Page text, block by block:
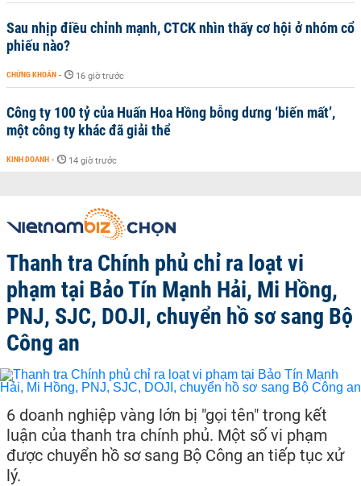
Sau nhịp điều chỉnh mạnh, CTCK nhìn thấy cơ hội ở nhóm cổ
phiếu nào?
CHỨNG KHOÁN - 16 giờ trước
Công ty 100 tỷ của Huấn Hoa Hồng bỗng dưng ‘biến mất’,
một công ty khác đã giải thể
KINH DOANH - 14 giờ trước
Thanh tra Chính phủ chỉ ra loạt vi
phạm tại Bảo Tín Mạnh Hải, Mi Hồng,
PNJ, SJC, DOJI, chuyển hồ sơ sang Bộ
Công an
6 doanh nghiệp vàng lớn bị "gọi tên" trong kết
luận của thanh tra chính phủ. Một số vi phạm
được chuyển hồ sơ sang Bộ Công an tiếp tục xử
lý.